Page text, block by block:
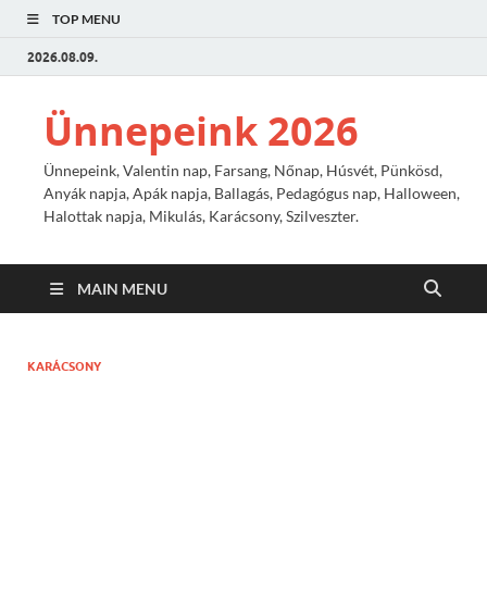
TOP MENU
2026.08.09.
Ünnepeink 2026
Ünnepeink, Valentin nap, Farsang, Nőnap, Húsvét, Pünkösd,
Anyák napja, Apák napja, Ballagás, Pedagógus nap, Halloween,
Halottak napja, Mikulás, Karácsony, Szilveszter.
MAIN MENU
KARÁCSONY